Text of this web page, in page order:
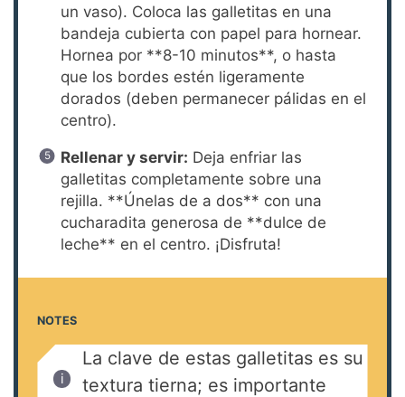
un vaso). Coloca las galletitas en una
bandeja cubierta con papel para hornear.
Hornea por **8-10 minutos**, o hasta
que los bordes estén ligeramente
dorados (deben permanecer pálidas en el
centro).
Rellenar y servir: Deja enfriar las
galletitas completamente sobre una
rejilla. **Únelas de a dos** con una
cucharadita generosa de **dulce de
leche** en el centro. ¡Disfruta!
NOTES
La clave de estas galletitas es su
textura tierna; es importante